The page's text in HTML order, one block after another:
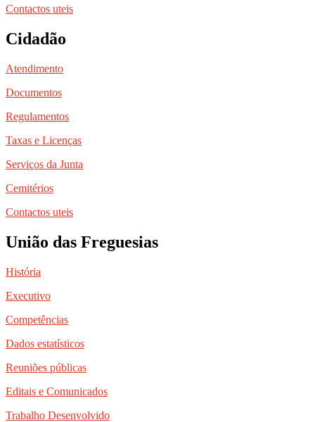
Contactos uteis
Cidadão
Atendimento
Documentos
Regulamentos
Taxas e Licenças
Serviços da Junta
Cemitérios
Contactos uteis
União das Freguesias
História
Executivo
Competências
Dados estatísticos
Reuniões públicas
Editais e Comunicados
Trabalho Desenvolvido